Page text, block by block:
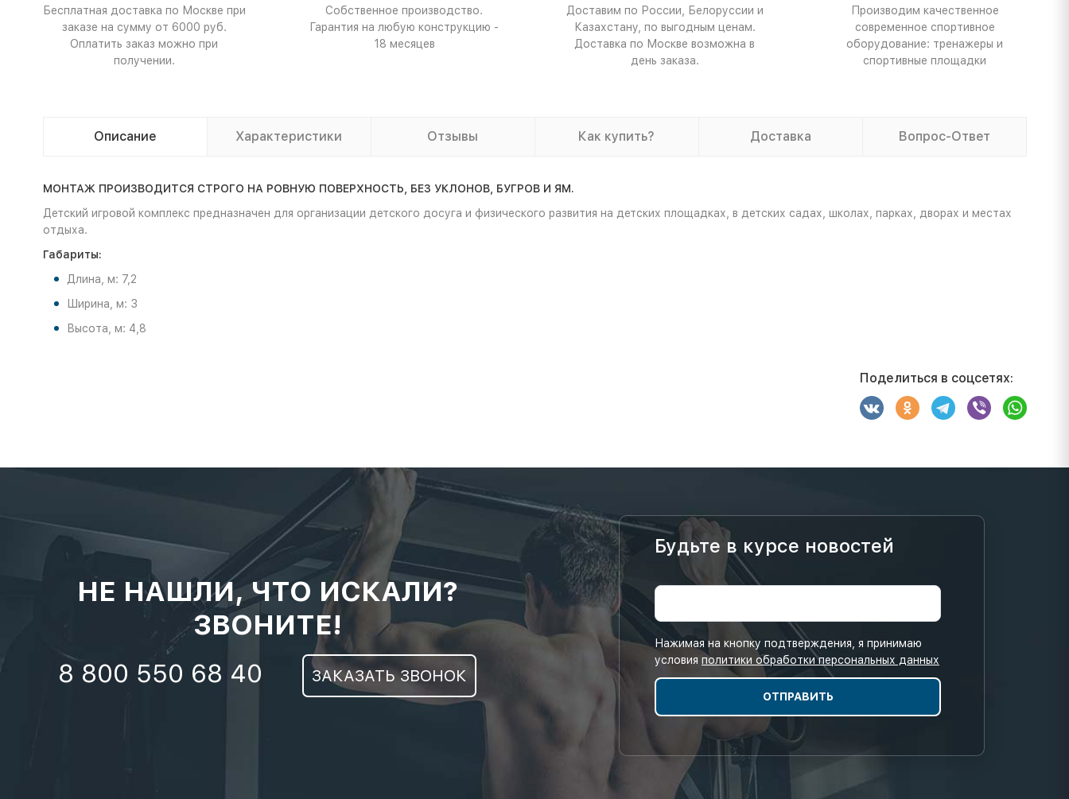
Бесплатная доставка по Москве при
заказе на сумму от 6000 руб.
Оплатить заказ можно при
получении.
Собственное производство.
Гарантия на любую конструкцию -
18 месяцев
Доставим по России, Белоруссии и
Казахстану, по выгодным ценам.
Доставка по Москве возможна в
день заказа.
Производим качественное
современное спортивное
оборудование: тренажеры и
спортивные площадки
Описание Характеристики Отзывы Как купить? Доставка Вопрос-Ответ
МОНТАЖ ПРОИЗВОДИТСЯ СТРОГО НА РОВНУЮ ПОВЕРХНОСТЬ, БЕЗ УКЛОНОВ, БУГРОВ И ЯМ.
Детский игровой комплекс предназначен для организации детского досуга и физического развития на детских площадках, в детских садах, школах, парках, дворах и местах
отдыха.
Габариты:
Длина, м: 7,2
Ширина, м: 3
Высота, м: 4,8
Поделиться в соцсетях:
НЕ НАШЛИ, ЧТО ИСКАЛИ?
ЗВОНИТЕ!
8 800 550 68 40 ЗАКАЗАТЬ ЗВОНОК
Будьте в курсе новостей
Нажимая на кнопку подтверждения, я принимаю
условия политики обработки персональных данных